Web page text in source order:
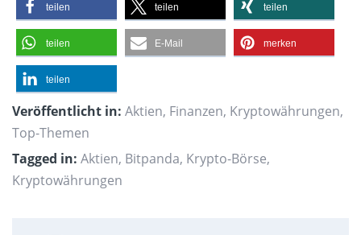
teilen teilen teilen
teilen E-Mail merken
teilen
Veröffentlicht in: Aktien, Finanzen, Kryptowährungen,
Top-Themen
Tagged in: Aktien, Bitpanda, Krypto-Börse,
Kryptowährungen